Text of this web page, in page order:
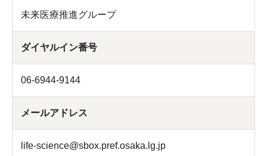
未来医療推進グループ
ダイヤルイン番号
06-6944-9144
メールアドレス
life-science@sbox.pref.osaka.lg.jp